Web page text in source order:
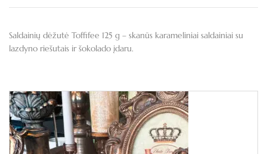
Saldainių dėžutė Toffifee 125 g – skanūs karameliniai saldainiai su
lazdyno riešutais ir šokolado įdaru.